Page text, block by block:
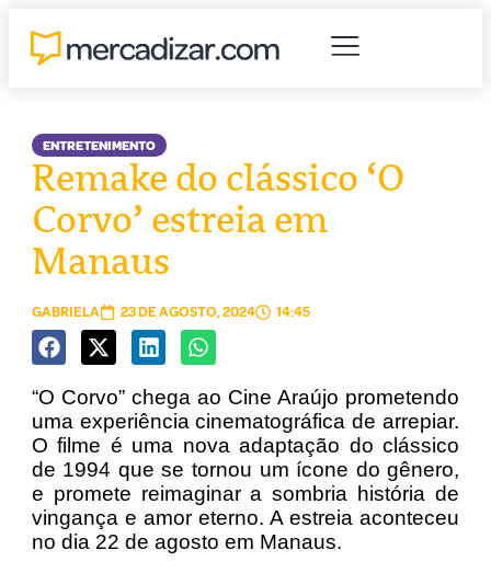
ENTRETENIMENTO
Remake do clássico ‘O
Corvo’ estreia em
Manaus
GABRIELA 23 DE AGOSTO, 2024 14:45
“O Corvo” chega ao Cine Araújo prometendo
uma experiência cinematográfica de arrepiar.
O filme é uma nova adaptação do clássico
de 1994 que se tornou um ícone do gênero,
e promete reimaginar a sombria história de
vingança e amor eterno. A estreia aconteceu
no dia 22 de agosto em Manaus.